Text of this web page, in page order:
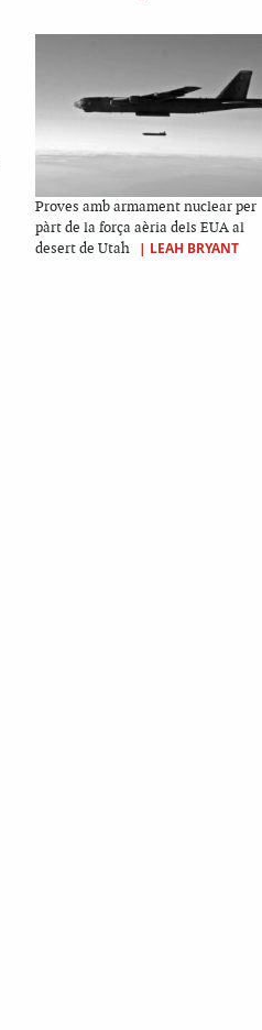
Proves amb armament nuclear per
pàrt de la força aèria dels EUA al
desert de Utah
| LEAH BRYANT